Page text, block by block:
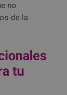
no
de la
tu